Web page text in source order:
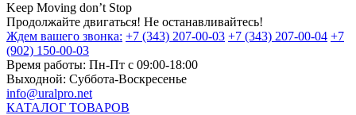
Keep Moving don’t Stop
Продолжайте двигаться! Не останавливайтесь!
Ждем вашего звонка: +7 (343) 207-00-03 +7 (343) 207-00-04 +7
(902) 150-00-03
Время работы: Пн-Пт с 09:00-18:00
Выходной: Суббота-Воскресенье
info@uralpro.net
КАТАЛОГ ТОВАРОВ